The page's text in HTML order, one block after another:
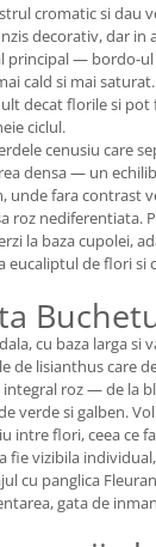
cromatic si dau
decorativ, dar in
principal — bordo-
cald si mai
decat florile si
ciclul.
cenusiu care
densa — un
unde fara contrast
roz nediferentiata.
la baza cupolei,
eucaliptul de flori si
cu baza larga si
de lisianthus care
integral roz — de la
verde si galben.
intre flori, ceea ce
fie vizibila
cu panglica
gata de